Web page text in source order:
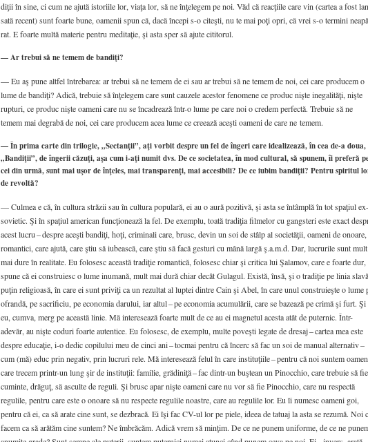
di­ţii în sine, ci cum ne aju­tă isto­ri­i­le lor, via­ţa lor, să ne înţe­le­gem pe noi. Văd că rea­cţi­i­le care vin (car­tea a fost
sa­tă recent) sunt foar­te bune, oame­nii spun că, dacă înce­pi s-o citeş­ti, nu te mai poţi opri, că vrei s-o ter­mi­ni
rat. E foar­te mul­tă mate­rie pen­tru medi­ta­ţie, şi asta sper să aju­te citi­to­rul.
— Ar trebui să ne temem de bandiţi?
— Eu aş pune alt­fel între­ba­rea: ar tre­bui să ne temem de ei sau ar tre­bui să ne temem de noi, cei care pro­du­cem o
lume de ban­di­ţi? Adi­că, tre­bu­ie să înţe­le­gem care sunt cau­ze­le aces­tor feno­me­ne ce pro­duc niş­te ine­ga­li­tă­ţi, niş­te
rup­tu­ri, ce pro­duc niş­te oame­ni care nu se înca­drea­ză într-o lume pe care noi o cre­dem per­fec­tă. Tre­bu­ie să ne
temem mai degra­bă de noi, cei care pro­du­cem acea lume ce cre­ea­ză aceş­ti oame­ni de care ne temem.
— În prima carte din trilogie, „Sectanţii”, aţi vorbit despre un fel de îngeri care idealizează, în cea de-a doua,
„Bandiţii”, de îngerii căzuţi, aşa cum i-aţi numit dvs. De ce societatea, în mod cultural, să spunem, îi preferă
cei din urmă, sunt mai uşor de înţeles, mai transparenţi, mai accesibili? De ce iubim bandiţii? Pentru spiritul
de revoltă?
— Cul­mea e că, în cul­tu­ra stră­zii sau în cul­tu­ra popu­la­ră, ei au o aură pozi­ti­vă, şi asta se întâm­plă în tot spa­ţi­ul ex-
sovietic. Şi în spa­ţi­ul ame­ri­can fun­cţio­nea­ză la fel. De exem­plu, toa­tă tra­di­ţia fil­me­lor cu gan­gs­te­ri este exact
acest lucru – des­pre aceş­ti ban­di­ţi, hoţi, cri­mi­na­li care, brusc, devin un soi de stâlp al soci­e­tă­ţii, oame­ni de onoa­re,
roman­ti­ci, care aju­tă, care ştiu să iubeas­că, care ştiu să facă ges­tu­ri cu mână lar­gă ş.a.m.d. Dar, lucru­ri­le sunt mult
mai dure în rea­li­ta­te. Eu folo­sesc aceas­tă tra­di­ţie roman­ti­că, folo­sesc chiar şi cri­ti­ca lui Şala­mov, care e foar­te dur,
spu­ne că ei con­stru­iesc o lume inu­ma­nă, mult mai dură chiar decât Gula­gul. Exis­tă, însă, şi o tra­di­ţie pe linia
puţin reli­gi­oa­să, în care ei sunt pri­vi­ţi ca un rezul­tat al lup­tei din­tre Cain şi Abel, în care unul con­stru­ieş­te o lume
ofran­dă, pe sacri­fi­ciu, pe eco­no­mia daru­lui, iar altul – pe eco­no­mia acu­mu­lă­rii, care se bazea­ză pe cri­mă şi furt. Şi
eu, cum­va, merg pe aceas­tă linie. Mă inte­re­sea­ză foar­te mult de ce au ei mag­ne­tul aces­ta atât de puter­nic. Într-
adevăr, au niş­te codu­ri foar­te auten­ti­ce. Eu folo­sesc, de exem­plu, mul­te poveş­ti lega­te de dre­saj – car­tea mea este
des­pre edu­ca­ţie, i-o dedic copi­lu­lui meu de cin­ci ani – toc­mai pen­tru că încerc să fac un soi de manu­al alter­na­tiv –
cum (mă) educ prin nega­tiv, prin lucru­ri rele. Mă inte­re­sea­ză felul în care insti­tu­ţi­i­le – pen­tru că noi sun­tem
care tre­cem printr-un lung şir de insti­tu­ţii: fami­lie, gră­di­ni­ţă – fac dintr-un buş­tean un Pinoc­chio, care tre­bu­ie să fie
cumin­te, dră­guţ, să ascul­te de regu­li. Şi brusc apar niş­te oame­ni care nu vor să fie Pinoc­chio, care nu res­pec­tă
regu­li­le, pen­tru care este o onoa­re să nu res­pec­te regu­li­le noas­tre, care au regu­li­le lor. Eu îi numesc oame­ni goi,
pen­tru că ei, ca să ara­te cine sunt, se dez­bra­că. Ei îşi fac CV-ul lor pe pie­le, ide­ea de tatu­aj la asta se rezu­mă. Noi
facem ca să ară­tăm cine sun­tem? Ne îmbră­căm. Adi­că vrem să minţim. De ce ne punem uni­for­me, de ce ne